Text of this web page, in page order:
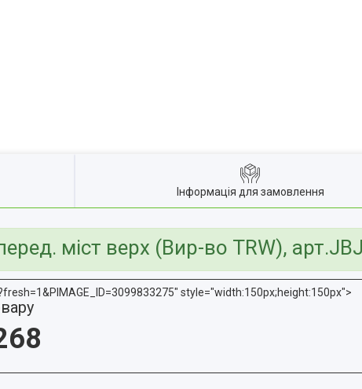
Інформація для замовлення
міст верх (Вир-во TRW),
style="width:150px;height:150px">